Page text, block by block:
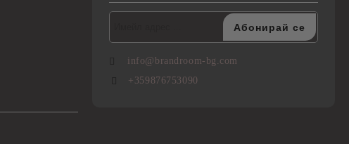
info@brandroom-bg.com
+359876753090